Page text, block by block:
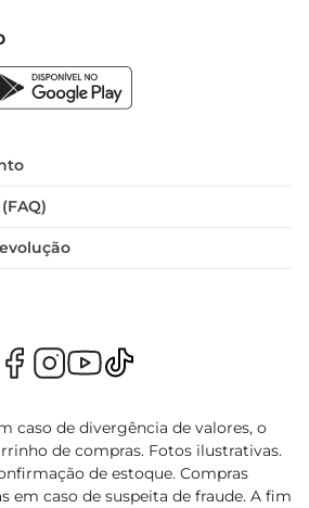
caso de divergência de valores, o
de compras. Fotos ilustrativas.
de estoque. Compras
em caso de suspeita de fraude. A fim